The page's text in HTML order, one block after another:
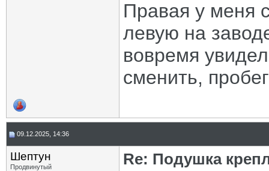
Правая у меня
левую на
вовремя
сменить,
09.12.2025, 14:36
Шептун
Продвинутый
Re: Подушка